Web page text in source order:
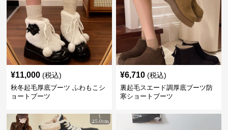
¥11,000 (税込)
秋冬起毛厚底ブーツ ふわもこシ
ョートブーツ
¥6,710 (税込)
裏起毛スエード調厚底ブーツ防
寒ショートブーツ